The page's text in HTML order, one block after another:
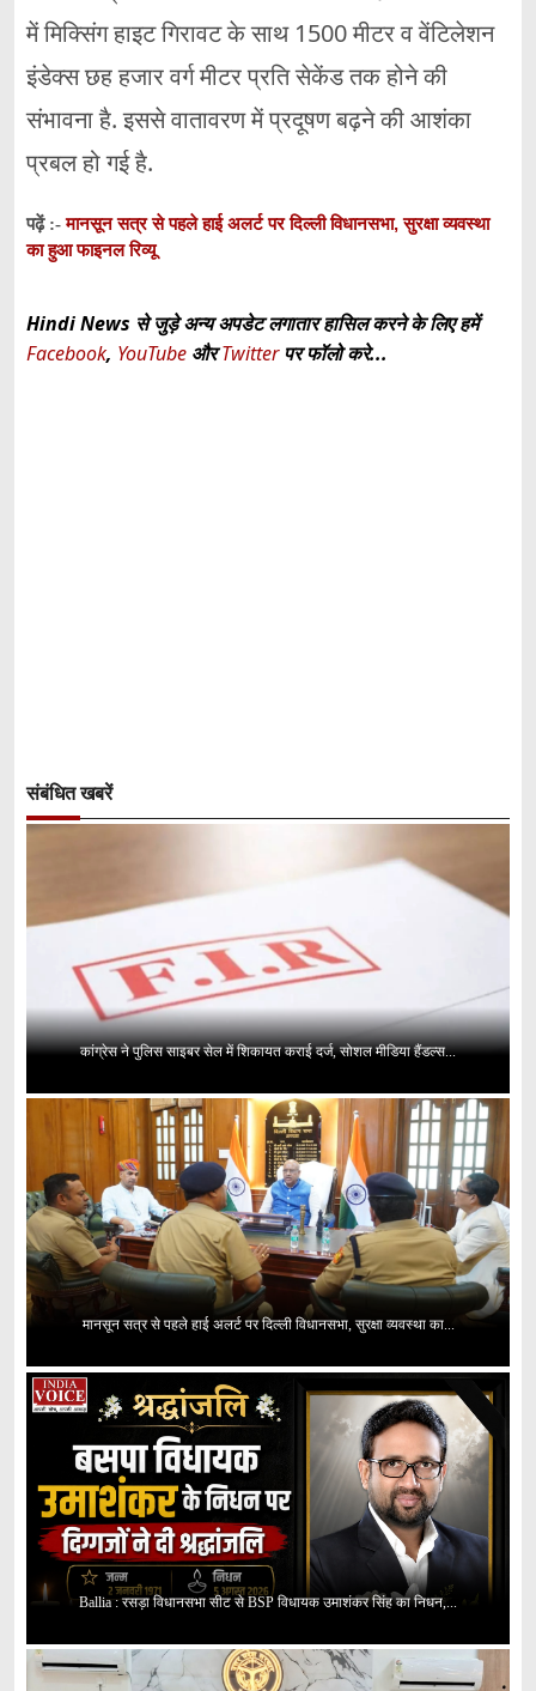
में मिक्सिंग हाइट गिरावट के साथ 1500 मीटर व वेंटिलेशन
इंडेक्स छह हजार वर्ग मीटर प्रति सेकेंड तक होने की
संभावना है. इससे वातावरण में प्रदूषण बढ़ने की आशंका
प्रबल हो गई है.
पढ़ें :-मानसून सत्र से पहले हाई अलर्ट पर दिल्ली विधानसभा, सुरक्षा व्यवस्था
का हुआ फाइनल रिव्यू
Hindi News से जुड़े अन्य अपडेट लगातार हासिल करने के लिए हमें
Facebook, YouTube औरTwitterपर फॉलो करे...
संबंधित खबरें
कांग्रेस ने पुलिस साइबर सेल में शिकायत कराई दर्ज, सोशल मीडिया हैंडल्स...
मानसून सत्र से पहले हाई अलर्ट पर दिल्ली विधानसभा, सुरक्षा व्यवस्था का...
Ballia : रसड़ा विधानसभा सीट से BSP विधायक उमाशंकर सिंह का निधन,...